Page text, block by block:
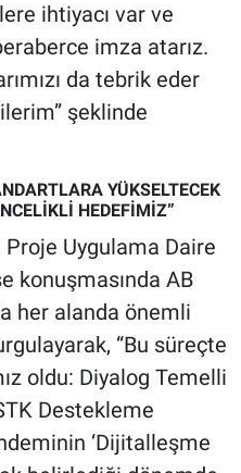
ihtiyacı var ve
imza atarız.
da tebrik eder
şeklinde
YÜKSELTECEK
HEDEFİMİZ”
Proje Uygulama Daire
konuşmasında AB
her alanda önemli
“Bu süreçte
oldu: Diyalog Temelli
Destekleme
‘Dijitalleşme